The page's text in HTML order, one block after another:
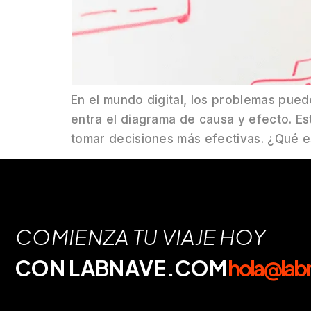
En el mundo digital, los problemas
entra el diagrama de causa y efecto.
tomar decisiones más efectivas. ¿Qué
COMIENZA TU VIAJE HOY
CON LABNAVE.COM